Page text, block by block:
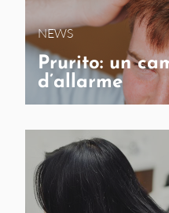
NEWS
Prurito: un
d’allarme